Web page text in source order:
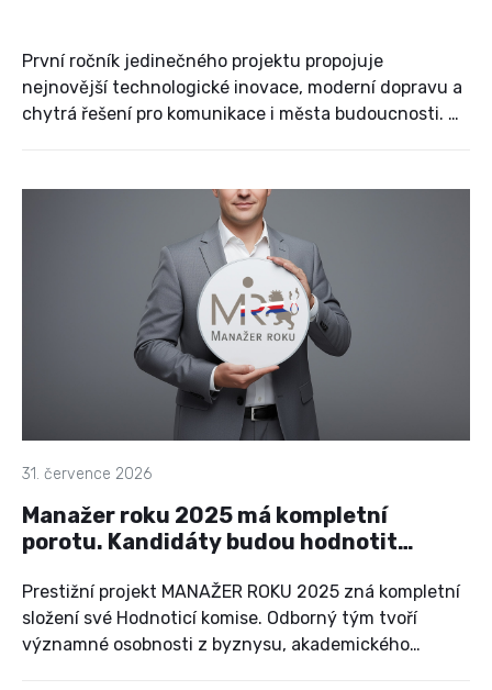
První ročník jedinečného projektu propojuje
nejnovější technologické inovace, moderní dopravu a
chytrá řešení pro komunikace i města budoucnosti. Na
vědeckých organizací, média i široká veřejnost, aby
společně objevili trendy, které mění způsob, jakým se
31. července 2026
Manažer roku 2025 má kompletní
porotu. Kandidáty budou hodnotit
managementu
Prestižní projekt MANAŽER ROKU 2025 zná kompletní
složení své Hodnoticí komise. Odborný tým tvoří
významné osobnosti z byznysu, akademického